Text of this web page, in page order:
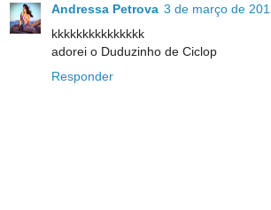
Andressa Petrova 3 de março de
kkkkkkkkkkkkkkk
adorei o Duduzinho de Ciclop
Responder